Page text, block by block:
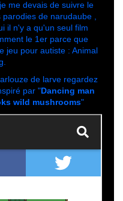
me devais de suivre le
de narudaube ,
il n'y a qu'un seul film
le 1er parce que
jeu pour autiste : Animal
de larve regardez
par "Dancing man
wild mushrooms"